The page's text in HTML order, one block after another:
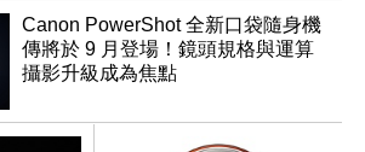
Canon PowerShot 全新口袋隨身機
傳將於 9 月登場！鏡頭規格與運算
攝影升級成為焦點